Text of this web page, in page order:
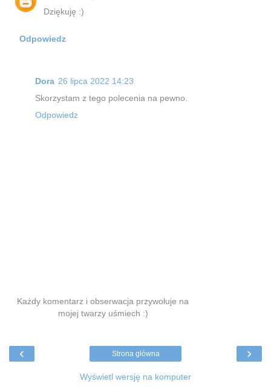
Dziękuję :)
Odpowiedz
Dora 26 lipca 2022 14:23
Skorzystam z tego polecenia na pewno.
Odpowiedz
Każdy komentarz i obserwacja przywołuje na
mojej twarzy uśmiech :)
‹ ›
Strona główna
Wyświetl wersję na komputer